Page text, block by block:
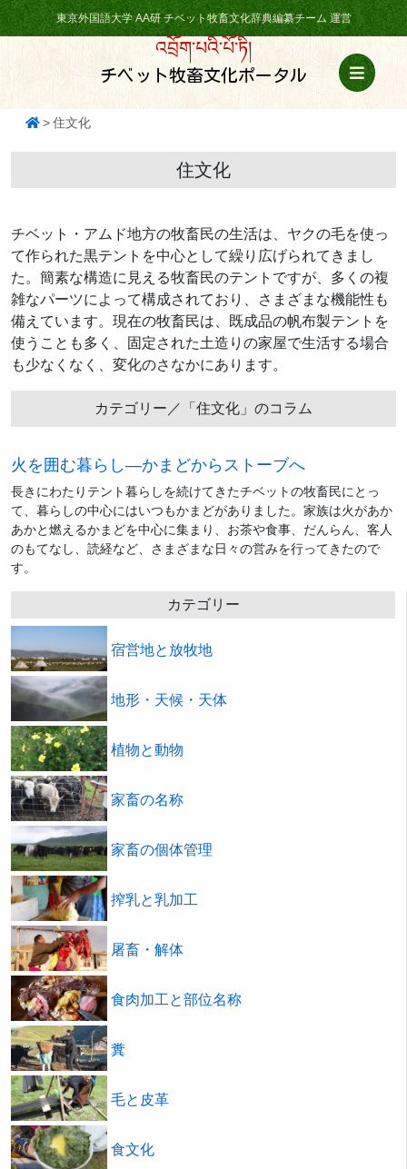
東京外国語大学 AA研 チベット牧畜文化辞典編纂チーム 運営
འབྲོག་པའི་པོ་ཏི།
チベット牧畜文化ポータル
住文化
住文化
チベット・アムド地方の牧畜民の生活は、ヤクの毛を使っ
て作られた黒テントを中心として繰り広げられてきまし
た。簡素な構造に見える牧畜民のテントですが、多くの複
雑なパーツによって構成されており、さまざまな機能性も
備えています。現在の牧畜民は、既成品の帆布製テントを
使うことも多く、固定された土造りの家屋で生活する場合
も少なくなく、変化のさなかにあります。
カテゴリー／「住文化」のコラム
火を囲む暮らし―かまどからストーブへ
長きにわたりテント暮らしを続けてきたチベットの牧畜民にとっ
て、暮らしの中心にはいつもかまどがありました。家族は火があか
あかと燃えるかまどを中心に集まり、お茶や食事、だんらん、客人
のもてなし、読経など、さまざまな日々の営みを行ってきたので
す。
カテゴリー
宿営地と放牧地
地形・天候・天体
植物と動物
家畜の名称
家畜の個体管理
搾乳と乳加工
屠畜・解体
食肉加工と部位名称
糞
毛と皮革
食文化